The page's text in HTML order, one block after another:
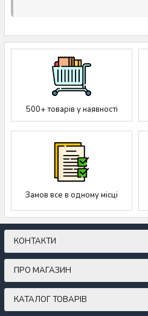
500+ товарів у наявності
Замов все в одному місці
КОНТАКТИ
ПРО МАГАЗИН
КАТАЛОГ ТОВАРІВ